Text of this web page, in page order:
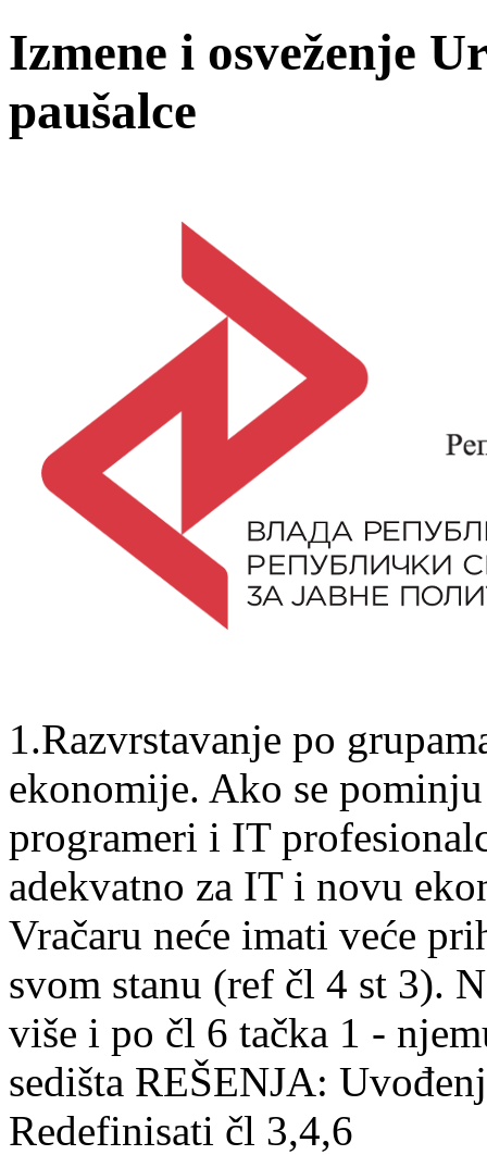
Izmene i osveženje
paušalce
1.Razvrstavanje po
ekonomije. Ako se
programeri i IT
adekvatno za IT i novu
Vračaru neće imati veće
svom stanu (ref čl 4 st 3).
više i po čl 6 tačka 1 -
sedišta REŠENJA:
Redefinisati čl 3,4,6